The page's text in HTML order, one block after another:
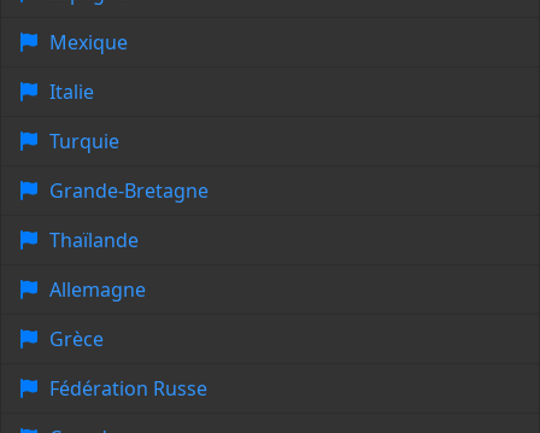
Mexique
Italie
Turquie
Grande-Bretagne
Thaïlande
Allemagne
Grèce
Fédération Russe